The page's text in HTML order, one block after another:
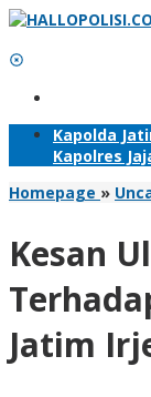
Lewati
konten
Kapolda
Kapolres
Homepage »
Kesan
Jatim